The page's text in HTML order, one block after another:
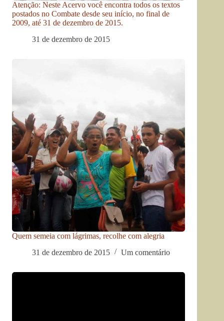
Atenção: Neste Acervo você encontra todos os textos
postados no Combate desde seu início, no final de
2009, até 31 de dezembro de 2015.
31 de dezembro de 2015
Quem semeia com lágrimas, recolhe com alegria
31 de dezembro de 2015
Um comentário